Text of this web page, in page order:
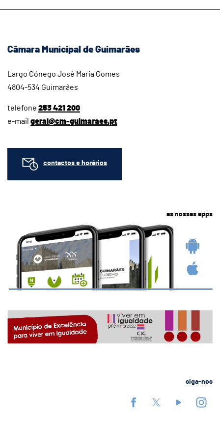
Câmara Municipal de Guimarães
Largo Cónego José Maria Gomes
4804-534 Guimarães
telefone 253 421 200
e-mail geral@cm-guimaraes.pt
contactos e horários
as nossas apps
siga-nos